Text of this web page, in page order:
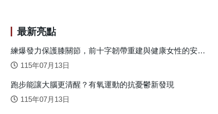
示，自1958年以來臺灣降雨量排名前十的颱風中，有7個發生
在二十一世紀，暗示了氣候變遷可能之影響。另一方面，上
述二個颱風共同的特徵是在於當颱風離開臺灣時（或之
後），常伴隨強烈的低空西南季風氣流帶來豐沛的水氣，再
跨尺度協同機制，促使對流持續發展並導致極端降水。此類
現象近年來亦有日益頻繁的趨勢。 為量化長期氣候變遷
最新亮點
練爆發力保護膝關節，前十字韌帶重建與健康女性的安全
落地關鍵
115年07月13日
跑步能讓大腦更清醒？有氧運動的抗憂鬱新發現
115年07月13日